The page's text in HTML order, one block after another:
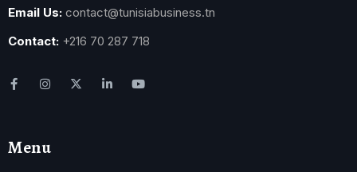
Email Us: contact@tunisiabusiness.tn
Contact: +216 70 287 718
Menu